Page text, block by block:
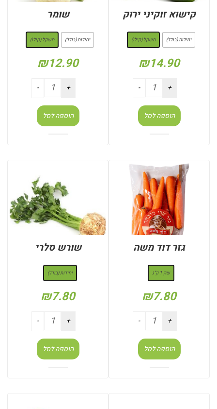
קישוא זוקיני ירוק
יחידות (בודד) משקל (קילו)
₪14.90
הוספה לסל
שומר
יחידות (בודד) משקל (קילו)
₪12.90
הוספה לסל
גזר דוד משה
שק 1 ק"ג
₪7.80
הוספה לסל
שורש סלרי
יחידות (בודד)
₪7.80
הוספה לסל